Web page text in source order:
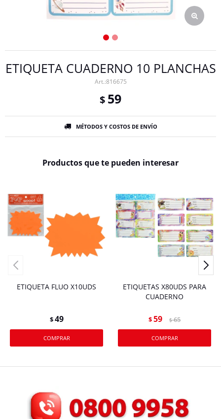
ETIQUETA CUADERNO 10 PLANCHAS
816675
$ 59
MÉTODOS Y COSTOS DE ENVÍO
Productos que te pueden interesar
ETIQUETA FLUO X10UDS
$49
ETIQUETAS X80UDS PARA
CUADERNO
$59 $ 65